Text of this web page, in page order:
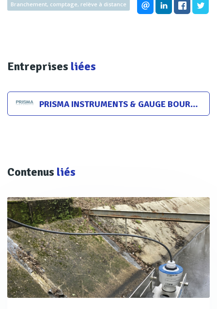
Branchement, comptage, relève à distance
Entreprises liées
PRISMA INSTRUMENTS & GAUGE BOURDON
Contenus liés